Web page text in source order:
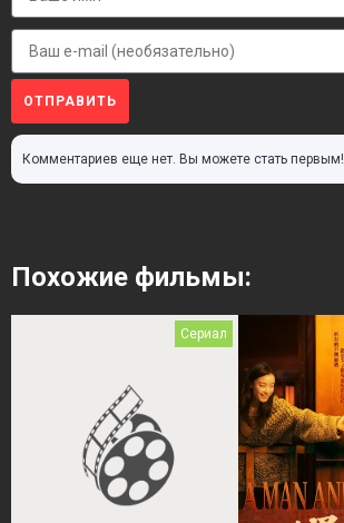
ОТПРАВИТЬ
Комментариев еще нет. Вы можете стать первым!
Похожие фильмы:
Сериал